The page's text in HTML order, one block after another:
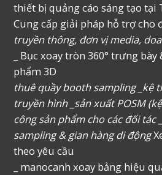
thiết bị quảng cáo sáng tạo tại
Cung cấp giải pháp hỗ trợ cho
truyền thông, đơn vị media,
_ Bục xoay tròn 360° trưng
phẩm 3D
thuê quầy booth sampling _kệ
truyền hình _sản xuất POSM
công sản phẩm cho các đối tác
sampling & gian hàng di động
theo yêu cầu
_ manocanh xoay bảng hiệu